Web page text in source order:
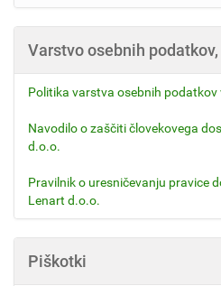
Varstvo osebnih podatkov,
Politika varstva osebnih podatkov
Navodilo o zaščiti človekovega
d.o.o.
Pravilnik o uresničevanju pravice
Lenart d.o.o.
Piškotki